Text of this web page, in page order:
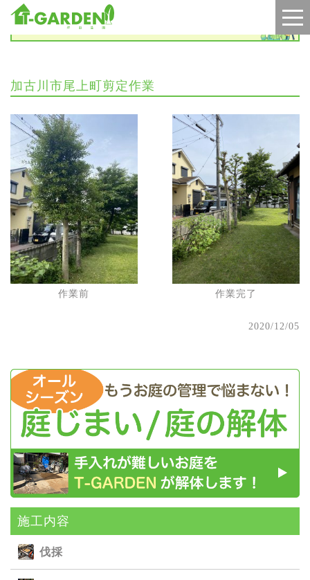
施工実績
施⼯内容
伐採
加古川市尾上町剪定作業
作業前 作業完了
2020/12/05